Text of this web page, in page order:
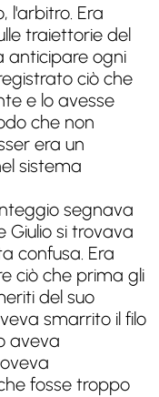
l'arbitro. Era
traiettorie del
anticipare ogni
ciò che
e lo avesse
che non
era un
sistema
segnava
Giulio si trovava
confusa. Era
ciò che prima gli
del suo
smarrito il filo
aveva
fosse troppo